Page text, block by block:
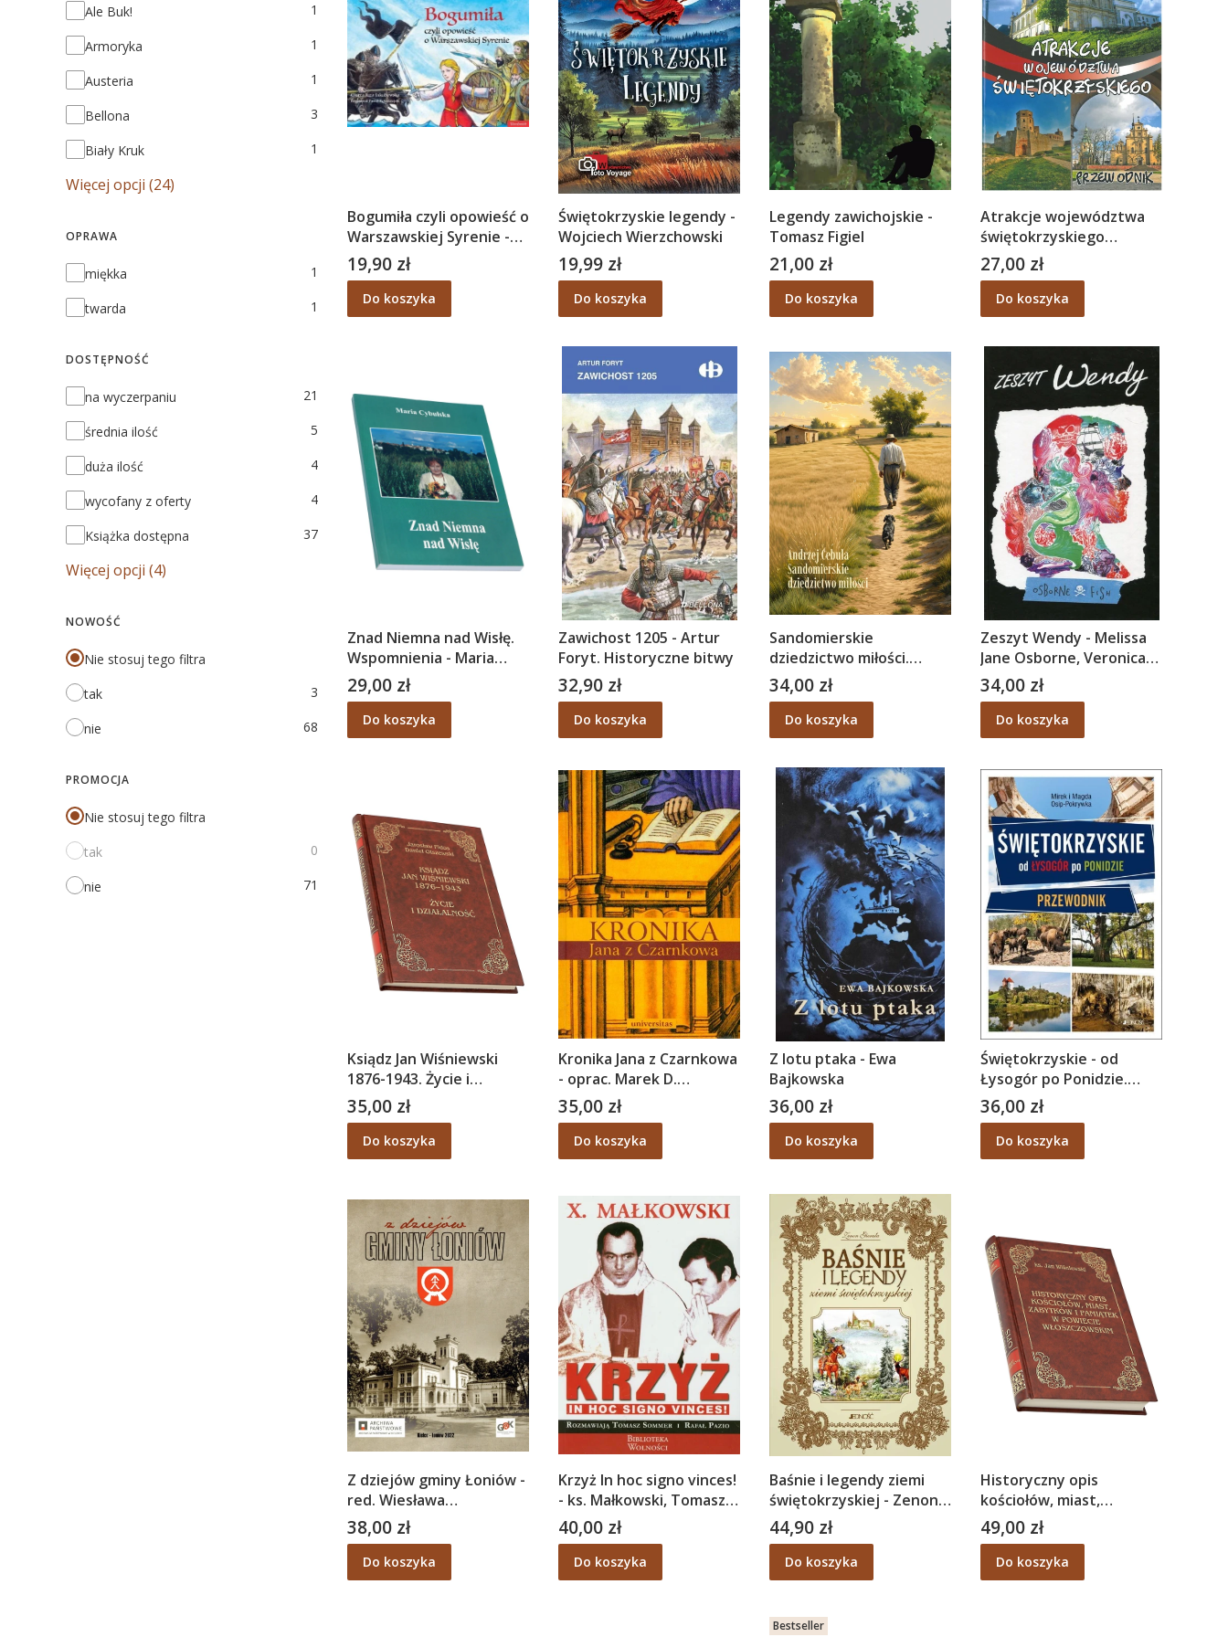
Marka
Ale Buk! 1
Armoryka 1
Austeria 1
Bellona 3
Biały Kruk 1
Więcej opcji (24)
OPRAWA
Oprawa
miękka 1
twarda 1
DOSTĘPNOŚĆ
Dostępność
na wyczerpaniu 21
średnia ilość 5
duża ilość 4
wycofany z oferty 4
Książka dostępna 37
Więcej opcji (4)
NOWOŚĆ
Nie stosuj tego filtra
tak
3
nie 68
PROMOCJA
Nie stosuj tego filtra
tak
0
nie 71
Bogumiła czyli opowieść o
Warszawskiej Syrenie -
Marta Juza-Jakubowska
Cena
19,90 zł
Do koszyka
Świętokrzyskie legendy -
Wojciech Wierzchowski
Cena
19,99 zł
Do koszyka
Legendy zawichojskie -
Tomasz Figiel
Cena
21,00 zł
Do koszyka
Atrakcje województwa
świętokrzyskiego
Przewodnik turystyczny -
Wojciech Wierzchowski
Cena
27,00 zł
Do koszyka
Znad Niemna nad Wisłę.
Wspomnienia - Maria
Cybulska
Cena
29,00 zł
Do koszyka
Zawichost 1205 - Artur
Foryt. Historyczne bitwy
Cena
32,90 zł
Do koszyka
Sandomierskie
dziedzictwo miłości.
Opowiadania - Andrzej
Cebula
Cena
34,00 zł
Do koszyka
Zeszyt Wendy - Melissa
Jane Osborne, Veronica
Fish
Cena
34,00 zł
Do koszyka
Ksiądz Jan Wiśniewski
1876-1943. Życie i
działalność - Jarosław
Fidos, Daniel Olszewski
Cena
35,00 zł
Do koszyka
Kronika Jana z Czarnkowa
- oprac. Marek D.
Kowalski, tłum. Józef
Żerbiłło
Cena
35,00 zł
Do koszyka
Z lotu ptaka - Ewa
Bajkowska
Cena
36,00 zł
Do koszyka
Świętokrzyskie - od
Łysogór po Ponidzie.
Przewodnik - Mirek Osip-
Pokrywka, Magda Osip-
Pokrywka
Cena
36,00 zł
Do koszyka
Z dziejów gminy Łoniów -
red. Wiesława
Rutkowska, Piotr
Sławiński
Cena
38,00 zł
Do koszyka
Krzyż In hoc signo vinces!
- ks. Małkowski, Tomasz
Sommer, Rafał Pazio
Cena
40,00 zł
Do koszyka
Baśnie i legendy ziemi
świętokrzyskiej - Zenon
Gierała
Cena
44,90 zł
Do koszyka
Historyczny opis
kościołów, miast,
zabytków i pamiątek w
powiecie włoszczowskim
- ks. Jan Wiśniewski
Cena
49,00 zł
Do koszyka
Bestseller